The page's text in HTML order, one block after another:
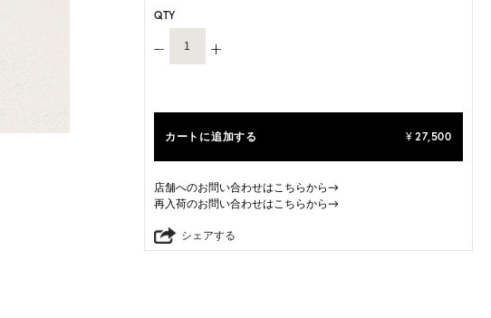
QTY
カートに追加する ¥ 27,500
店舗へのお問い合わせはこちらから→
再入荷のお問い合わせはこちらから→
シェアする